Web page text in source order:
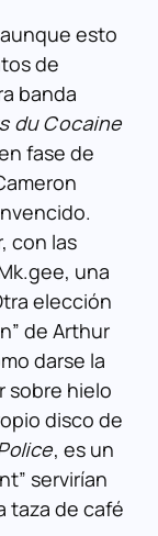
esto
de
banda
du Cocaine
fase de
con las
una
elección
de Arthur
darse la
sobre hielo
disco de
, es un
servirían
taza de café